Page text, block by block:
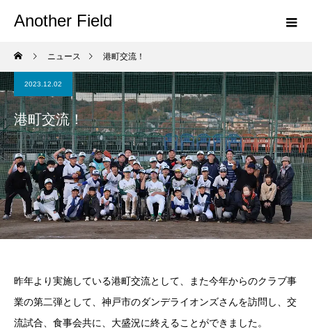
Another Field
ニュース 港町交流！
2023.12.02
港町交流！
昨年より実施している港町交流として、また今年からのクラブ事
業の第二弾として、神戸市のダンデライオンズさんを訪問し、交
流試合、食事会共に、大盛況に終えることができました。